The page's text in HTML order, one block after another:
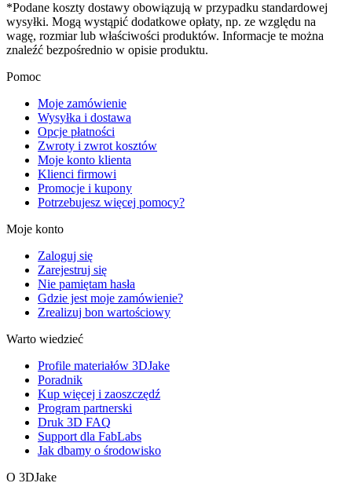
*Podane koszty dostawy obowiązują w przypadku standardowej
wysyłki. Mogą wystąpić dodatkowe opłaty, np. ze względu na
wagę, rozmiar lub właściwości produktów. Informacje te można
znaleźć bezpośrednio w opisie produktu.
Pomoc
Moje zamówienie
Wysyłka i dostawa
Opcje płatności
Zwroty i zwrot kosztów
Moje konto klienta
Klienci firmowi
Promocje i kupony
Potrzebujesz więcej pomocy?
Moje konto
Zaloguj się
Zarejestruj się
Nie pamiętam hasła
Gdzie jest moje zamówienie?
Zrealizuj bon wartościowy
Warto wiedzieć
Profile materiałów 3DJake
Poradnik
Kup więcej i zaoszczędź
Program partnerski
Druk 3D FAQ
Support dla FabLabs
Jak dbamy o środowisko
O 3DJake